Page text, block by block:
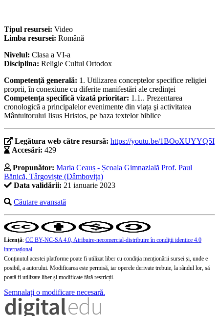
Tipul resursei: Video
Limba resursei: Română
Nivelul: Clasa a VI-a
Disciplina: Religie Cultul Ortodox
Competență generală: 1. Utilizarea conceptelor specifice religiei
proprii, în conexiune cu diferite manifestări ale credinței
Competența specifică vizată prioritar: 1.1.. Prezentarea
cronologică a principalelor evenimente din viața şi activitatea
Mântuitorului Iisus Hristos, pe baza textelor biblice
Legătura web către resursă: https://youtu.be/1BOoXUYYQ5I
Accesări: 429
Propunător: Maria Ceauș - Școala Gimnazială Prof. Paul
Bănică, Târgoviște (Dâmboviţa)
Data validării: 21 ianuarie 2023
Căutare avansată
Licență: CC BY-NC-SA 4.0, Atribuire-necomercial-distribuire în condiţii identice 4.0
internațional
Conținutul acestei platforme poate fi utilizat liber cu condiția menționării sursei și, unde e
posibil, a autorului. Modificarea este permisă, iar operele derivate trebuie, la rândul lor, să
poată fi utilizate liber și modificate fără restricții.
Semnalați o modificare necesară.